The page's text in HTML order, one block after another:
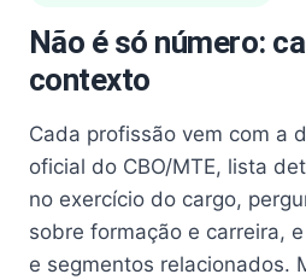
Não é só número:
contexto
Cada profissão vem com a
oficial do CBO/MTE, lista
no exercício do cargo,
sobre formação e carreira,
e segmentos relacionados.